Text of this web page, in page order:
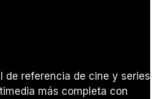
de referencia de cine y series.
más completa con